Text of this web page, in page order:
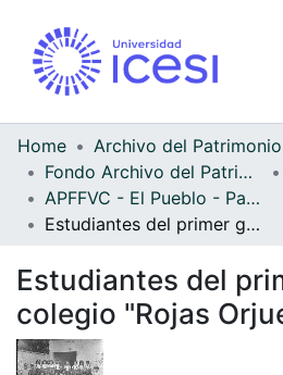
Home
Fondo Archivo del Patrimonio Fotográfico y Fílmico del Valle del Cauca
APFFVC - El Pueblo - Patrimonial
Estudiantes del primer grado del colegio "Rojas Orjuela"- C
Estudiantes del
colegio "Rojas